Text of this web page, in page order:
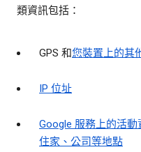
類資訊包括：
GPS 和您裝置上的其
IP 位址
Google 服務上的活動
住家、公司等地點